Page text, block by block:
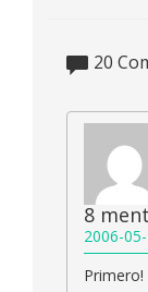
20
8
2006-
Primero!